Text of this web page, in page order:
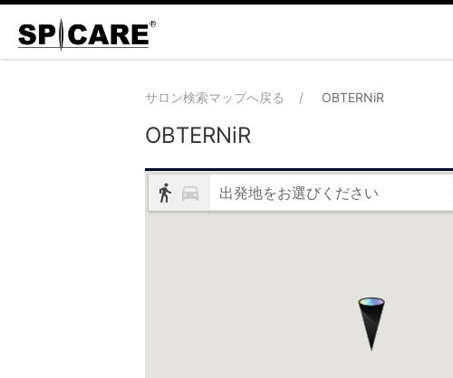
サロン検索マップへ戻る OBTERNiR
OBTERNiR
出発地をお選びください